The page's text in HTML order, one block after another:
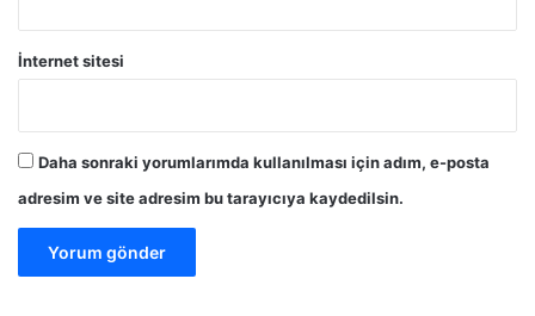
İnternet sitesi
Daha sonraki yorumlarımda kullanılması için adım, e-posta
adresim ve site adresim bu tarayıcıya kaydedilsin.